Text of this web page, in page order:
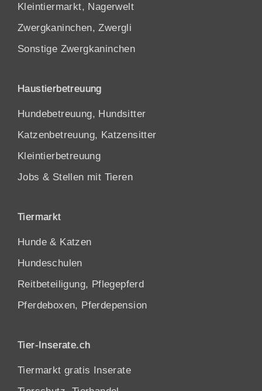
Kleintiermarkt, Nagerwelt
Zwergkaninchen, Zwergli
Sonstige Zwergkaninchen
Haustierbetreuung
Hundebetreuung, Hundsitter
Katzenbetreuung, Katzensitter
Kleintierbetreuung
Jobs & Stellen mit Tieren
Tiermarkt
Hunde & Katzen
Hundeschulen
Reitbeteiligung, Pflegepferd
Pferdeboxen, Pferdepension
Tier-Inserate.ch
Tiermarkt gratis Inserate